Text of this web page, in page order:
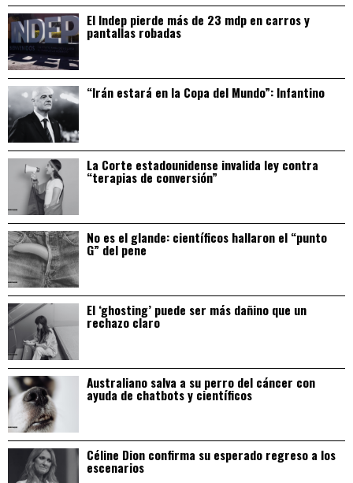
El Indep pierde más de 23 mdp en carros y
pantallas robadas
“Irán estará en la Copa del Mundo”: Infantino
La Corte estadounidense invalida ley contra
“terapias de conversión”
No es el glande: científicos hallaron el “punto
G” del pene
El ‘ghosting’ puede ser más dañino que un
rechazo claro
Australiano salva a su perro del cáncer con
ayuda de chatbots y científicos
Céline Dion confirma su esperado regreso a los
escenarios